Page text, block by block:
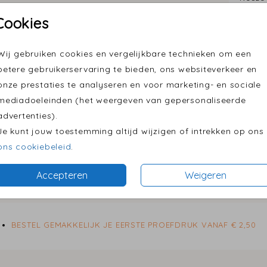
gebruiken cookies en vergelijkbare technieken om een
gebruikerservaring te bieden, ons websiteverkeer en
prestaties te analyseren en voor marketing- en sociale
(het weergeven van gepersonaliseerde
kunt jouw toestemming altijd wijzigen of intrekken op ons
cookiebeleid
Accepteren Weigeren
BESTEL GEMAKKELIJK JE EERSTE PROEFDRUK VANAF € 2,50